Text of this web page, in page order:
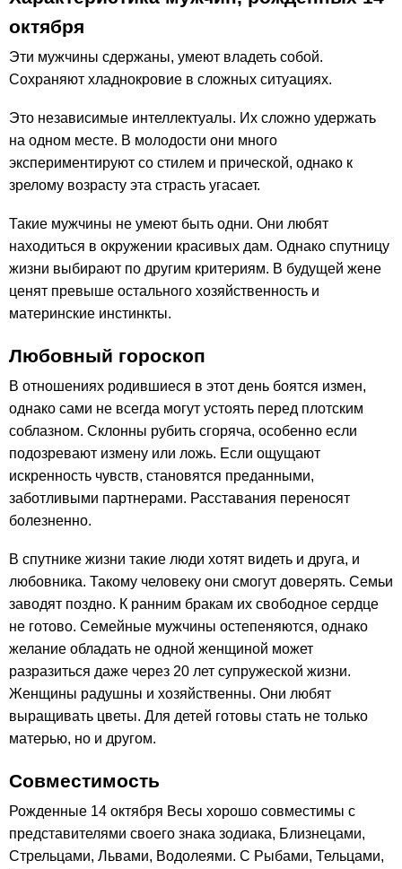
октября
Эти мужчины сдержаны, умеют владеть собой.
Сохраняют хладнокровие в сложных ситуациях.
Это независимые интеллектуалы. Их сложно удержать
на одном месте. В молодости они много
экспериментируют со стилем и прической, однако к
зрелому возрасту эта страсть угасает.
Такие мужчины не умеют быть одни. Они любят
находиться в окружении красивых дам. Однако спутницу
жизни выбирают по другим критериям. В будущей жене
ценят превыше остального хозяйственность и
материнские инстинкты.
Любовный гороскоп
В отношениях родившиеся в этот день боятся измен,
однако сами не всегда могут устоять перед плотским
соблазном. Склонны рубить сгоряча, особенно если
подозревают измену или ложь. Если ощущают
искренность чувств, становятся преданными,
заботливыми партнерами. Расставания переносят
болезненно.
В спутнике жизни такие люди хотят видеть и друга, и
любовника. Такому человеку они смогут доверять. Семьи
заводят поздно. К ранним бракам их свободное сердце
не готово. Семейные мужчины остепеняются, однако
желание обладать не одной женщиной может
разразиться даже через 20 лет супружеской жизни.
Женщины радушны и хозяйственны. Они любят
выращивать цветы. Для детей готовы стать не только
матерью, но и другом.
Совместимость
Рожденные 14 октября Весы хорошо совместимы с
представителями своего знака зодиака, Близнецами,
Стрельцами, Львами, Водолеями. С Рыбами, Тельцами,